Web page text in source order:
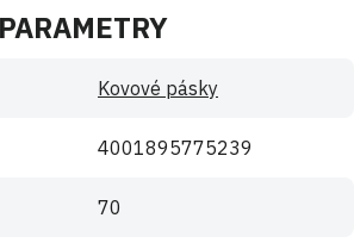
Kovové pásky
4001895775239
70